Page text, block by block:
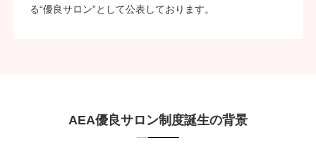
る“優良サロン”として公表しております。
AEA優良サロン制度誕生の背景